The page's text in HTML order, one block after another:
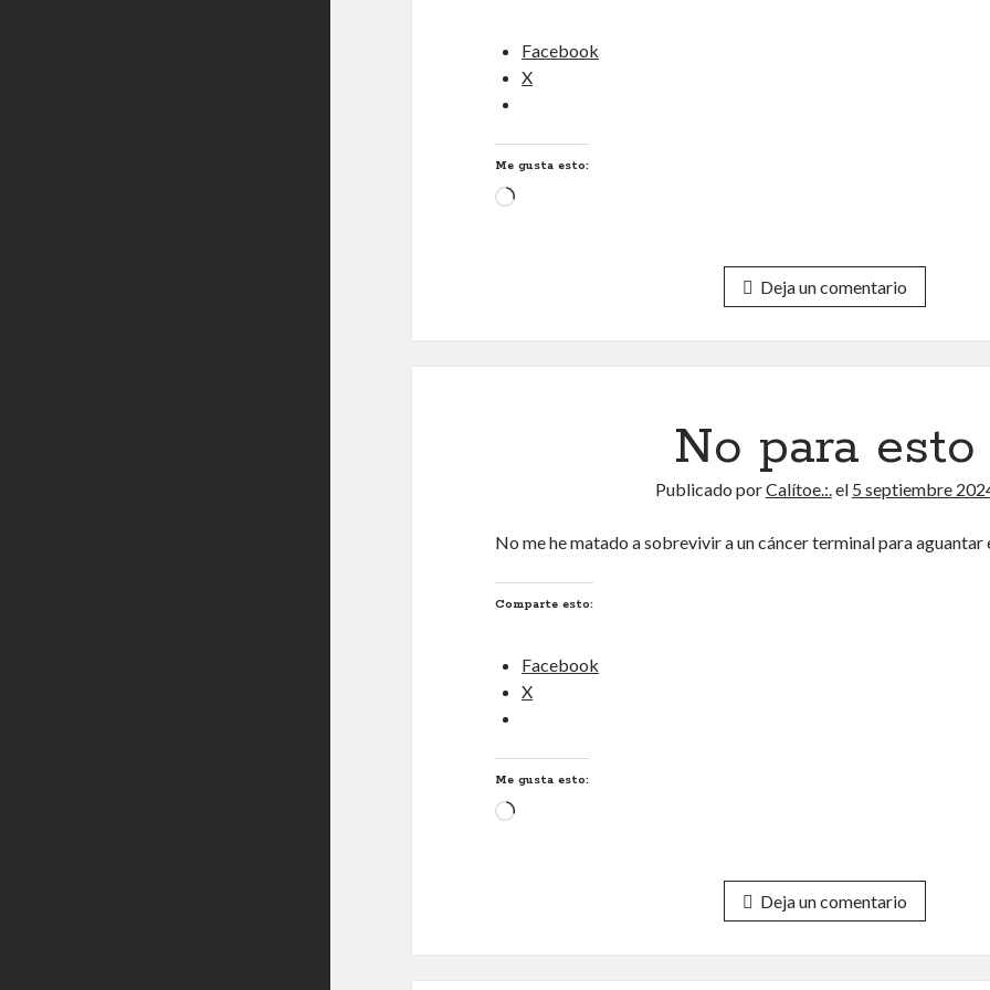
Facebook
X
Me gusta esto:
Cargando...
Deja un comentario
No para esto
Publicado porCalítoe.:.el 5 septiembre
No me he matado a sobrevivir a un cáncer terminal para aguantar
Comparte esto:
Facebook
X
Me gusta esto:
Cargando...
Deja un comentario